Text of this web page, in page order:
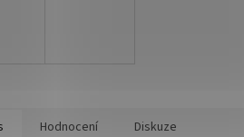
Hodnocení Diskuze